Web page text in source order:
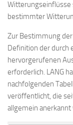
Witterungseinflüsse
bestimmter
Zur Bestimmung
Definition der
hervorgerufenen
erforderlich. LANG
nachfolgenden
veröffentlicht, die
allgemein anerkannt